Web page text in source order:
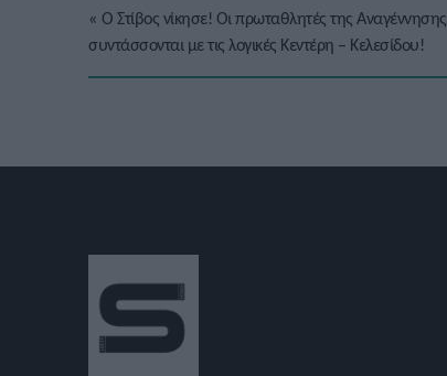
« O Στίβος νίκησε! Οι πρωταθλητές της Αναγέννησης
συντάσσονται με τις λογικές Κεντέρη – Κελεσίδου!